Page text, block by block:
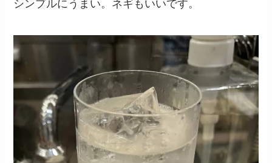
シンプルにうまい。ネギもいいです。